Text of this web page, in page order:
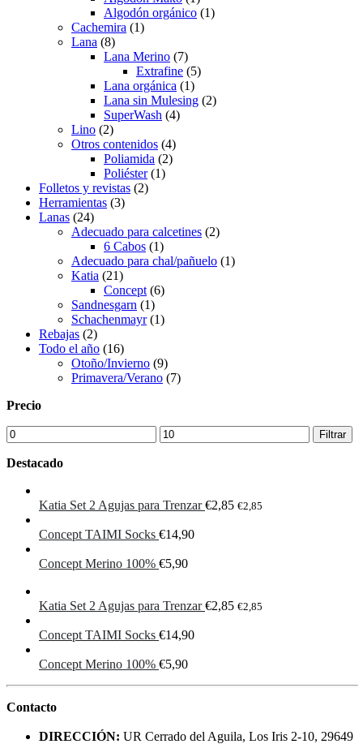
Algodón orgánico (1)
Cachemira (1)
Lana (8)
Lana Merino (7)
Extrafine (5)
Lana orgánica (1)
Lana sin Mulesing (2)
SuperWash (4)
Lino (2)
Otros contenidos (4)
Poliamida (2)
Poliéster (1)
Folletos y revistas (2)
Herramientas (3)
Lanas (24)
Adecuado para calcetines (2)
6 Cabos (1)
Adecuado para chal/pañuelo (1)
Katia (21)
Concept (6)
Sandnesgarn (1)
Schachenmayr (1)
Rebajas (2)
Todo el año (16)
Otoño/Invierno (9)
Primavera/Verano (7)
Precio
Precio
mínimo
Precio
máximo
Filtrar
Destacado
Katia Set 2 Agujas para Trenzar €2,85 €2,85
Concept TAIMI Socks €14,90
Concept Merino 100% €5,90
Katia Set 2 Agujas para Trenzar €2,85 €2,85
Concept TAIMI Socks €14,90
Concept Merino 100% €5,90
Contacto
DIRECCIÓN: UR Cerrado del Aguila, Los Iris 2-10, 29649